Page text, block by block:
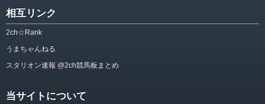
相互リンク
2ch☆Rank
うまちゃんねる
スタリオン速報 @2ch競馬板まとめ
当サイトについて